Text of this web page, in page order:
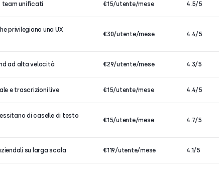
team unificati €15/utente/mese 4.5/5
privilegiano una UX
€30/utente/mese 4.4/5
ad alta velocità €29/utente/mese 4.3/5
e trascrizioni live €15/utente/mese 4.4/5
di caselle di testo
€15/utente/mese 4.7/5
su larga scala €119/utente/mese 4.1/5